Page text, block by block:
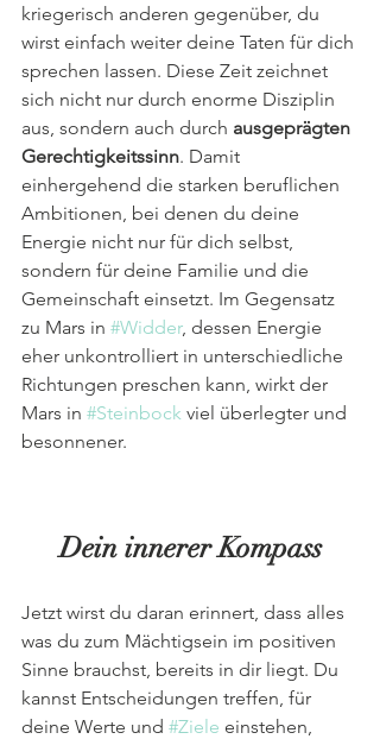
kriegerisch anderen gegenüber, du
wirst einfach weiter deine Taten für dich
sprechen lassen. Diese Zeit zeichnet
sich nicht nur durch enorme Disziplin
aus, sondern auch durch ausgeprägten
Gerechtigkeitssinn. Damit
einhergehend die starken beruflichen
Ambitionen, bei denen du deine
Energie nicht nur für dich selbst,
sondern für deine Familie und die
Gemeinschaft einsetzt. Im Gegensatz
zu Mars in #Widder, dessen Energie
eher unkontrolliert in unterschiedliche
Richtungen preschen kann, wirkt der
Mars in #Steinbock viel überlegter und
besonnener.
Dein innerer Kompass
Jetzt wirst du daran erinnert, dass alles
was du zum Mächtigsein im positiven
Sinne brauchst, bereits in dir liegt. Du
kannst Entscheidungen treffen, für
deine Werte und #Ziele einstehen,